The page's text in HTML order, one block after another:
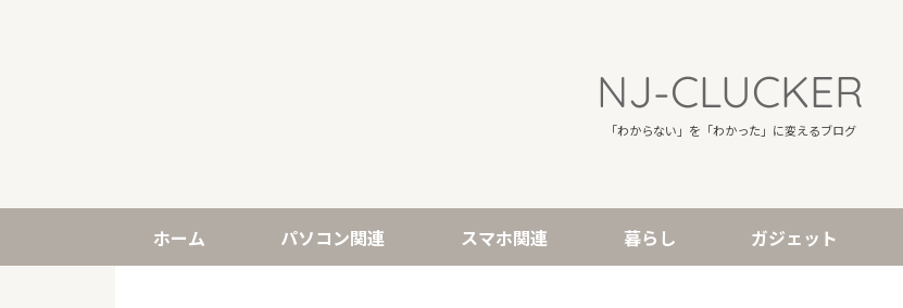
NJ-CLUCKER
「わからない」を「わかった」に変えるブログ
ホーム パソコン関連 スマホ関連 暮らし ガジェット